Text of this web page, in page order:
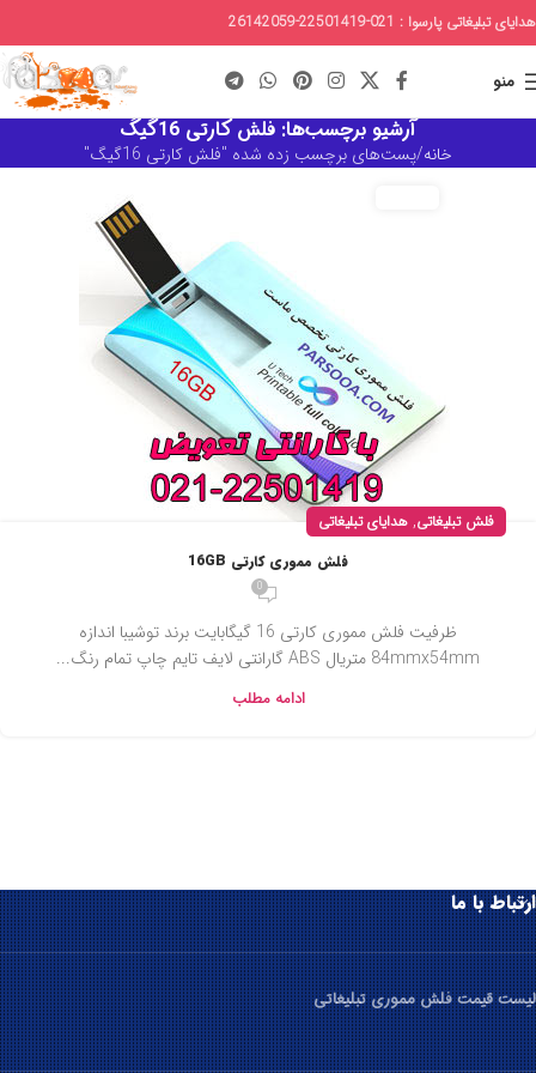
هدایای تبلیغاتی پارسوا : 021-22501419-26142059
منو
آرشیو برچسب‌ها: فلش کارتی 16گیگ
خانه پست‌های برچسب زده شده "فلش کارتی 16گیگ"
فلش تبلیغاتی, هدایای تبلیغاتی
فلش مموری کارتی 16GB
0
ظرفیت فلش مموری کارتی 16 گیگابایت برند توشیبا اندازه
84mmx54mm متریال ABS گارانتی لایف تایم چاپ تمام رنگ...
ادامه مطلب
ارتباط با ما
لیست قیمت فلش مموری تبلیغاتی